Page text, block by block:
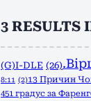
3 RESULTS
(G)I-DLE (26)
8:11 (2)13 Причин
451 градус за